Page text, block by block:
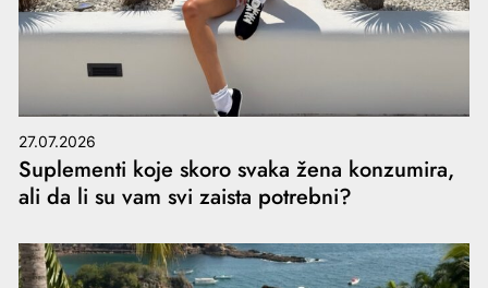
27.07.2026
Suplementi koje skoro svaka žena konzumira,
ali da li su vam svi zaista potrebni?